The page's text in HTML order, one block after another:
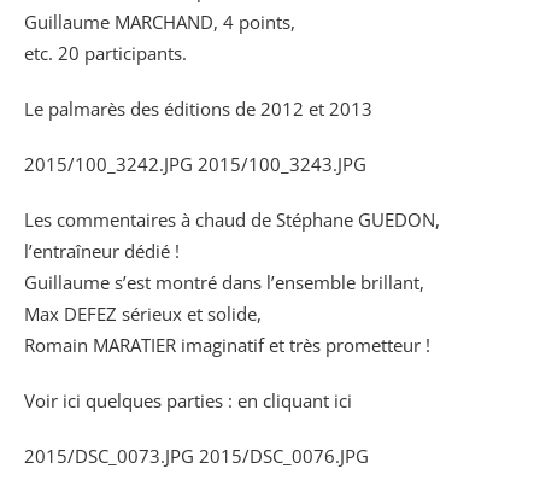
Guillaume MARCHAND, 4 points,
etc. 20 participants.
Le palmarès des éditions de 2012 et 2013
2015/100_3242.JPG 2015/100_3243.JPG
Les commentaires à chaud de Stéphane GUEDON,
l’entraîneur dédié !
Guillaume s’est montré dans l’ensemble brillant,
Max DEFEZ sérieux et solide,
Romain MARATIER imaginatif et très prometteur !
Voir ici quelques parties : en cliquant ici
2015/DSC_0073.JPG 2015/DSC_0076.JPG